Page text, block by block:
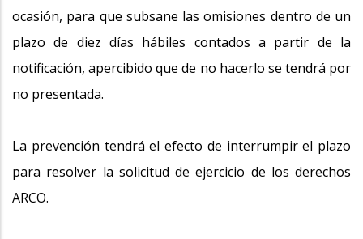
ocasión, para que subsane las omisiones dentro de un
plazo de diez días hábiles contados a partir de la
notificación, apercibido que de no hacerlo se tendrá por
no presentada.
La prevención tendrá el efecto de interrumpir el plazo
para resolver la solicitud de ejercicio de los derechos
ARCO.